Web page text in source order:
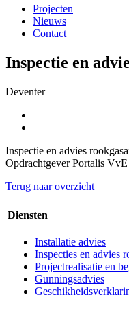
Projecten
Nieuws
Contact
Inspectie en
Deventer
Inspectie en advies
Opdrachtgever Portalis
Terug naar overzicht
Diensten
Installatie advies
Inspecties en advies
Projectrealisatie en
Gunningsadvies